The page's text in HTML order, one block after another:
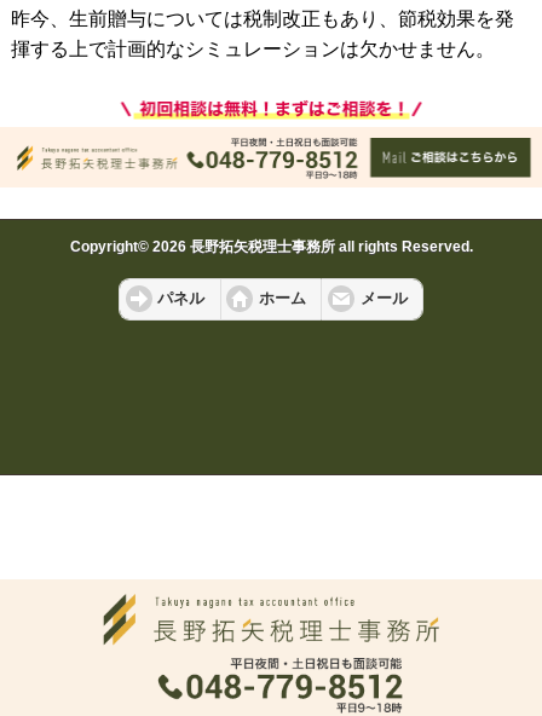
昨今、生前贈与については税制改正もあり、節税効果を発
揮する上で計画的なシミュレーションは欠かせません。
Copyright© 2026 長野拓矢税理士事務所 all rights Reserved.
パネル ホーム メール